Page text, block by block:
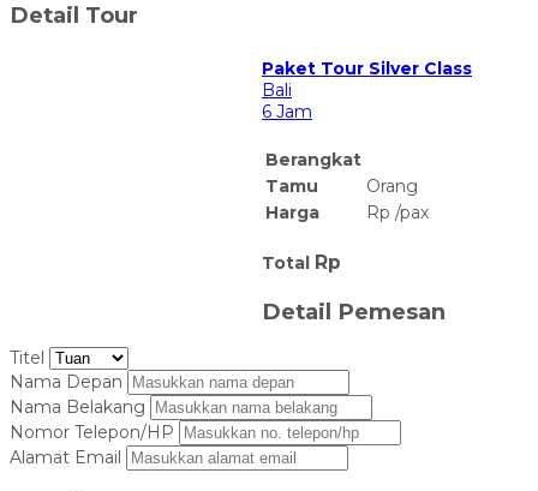
Detail Tour
Paket Tour Silver Class
Bali
6 Jam
Berangkat
Tamu
Orang
Harga
Rp /pax
Total Rp
Detail Pemesan
Titel
Nama Depan
Nama Belakang
Nomor Telepon/HP
Alamat Email